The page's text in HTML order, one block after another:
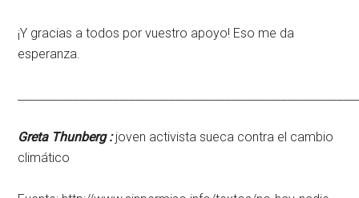
¡Y gracias a todos por vuestro apoyo! Eso me da
esperanza.
Greta Thunberg :joven activista sueca contra el cambio
climático